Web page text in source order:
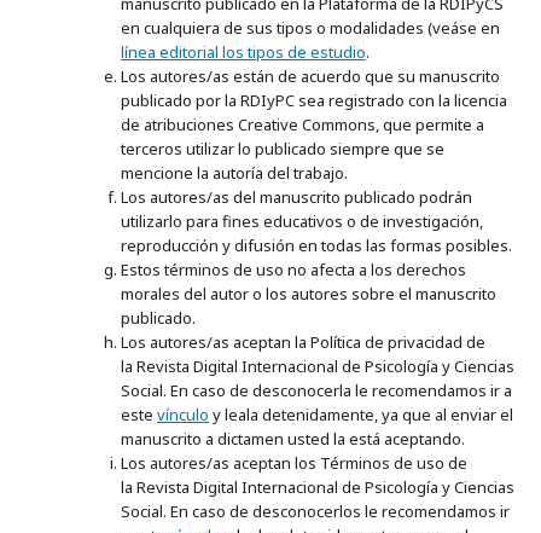
en cualquiera de sus tipos o modalidades (veáse en
línea editorial los tipos de estudio.
Los autores/as están de acuerdo que su manuscrito
publicado por la RDIyPC sea registrado con la licencia
de atribuciones Creative Commons, que permite a
terceros utilizar lo publicado siempre que se
mencione la autoría del trabajo.
Los autores/as del manuscrito publicado podrán
utilizarlo para fines educativos o de investigación,
reproducción y difusión en todas las formas posibles.
Estos términos de uso no afecta a los derechos
morales del autor o los autores sobre el manuscrito
publicado.
Los autores/as aceptan la Política de privacidad de
la Revista Digital Internacional de Psicología y Ciencias
Social. En caso de desconocerla le recomendamos ir a
este vínculo y leala detenidamente, ya que al enviar el
manuscrito a dictamen usted la está aceptando.
Los autores/as aceptan los Términos de uso de
la Revista Digital Internacional de Psicología y Ciencias
Social. En caso de desconocerlos le recomendamos ir